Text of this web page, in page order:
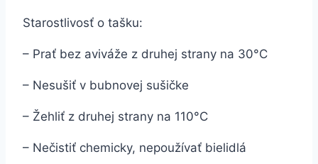
Starostlivosť o tašku:
– Prať bez aviváže z druhej strany na 30°C
– Nesušiť v bubnovej sušičke
– Žehliť z druhej strany na 110°C
– Nečistiť chemicky, nepoužívať bielidlá